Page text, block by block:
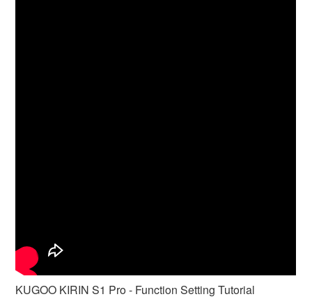
KUGOO KIRIN S1 Pro - Function Setting Tutorial